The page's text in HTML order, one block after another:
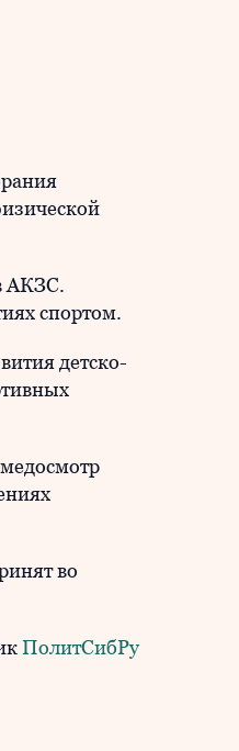
АКЗС.
спортом.
детско-
во
ПолитСибРу